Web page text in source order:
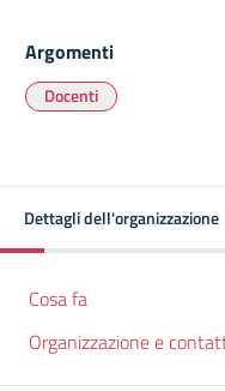
Argomenti
Docenti
Dettagli dell'organizzazione
Cosa fa
Organizzazione e